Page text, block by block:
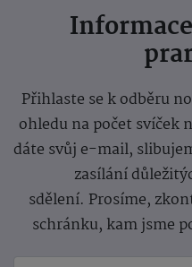
Informace
Přihlaste se k odběru
ohledu na počet svíček
dáte svůj e-mail,
zasílání
sdělení. Prosíme,
schránku, kam jsme